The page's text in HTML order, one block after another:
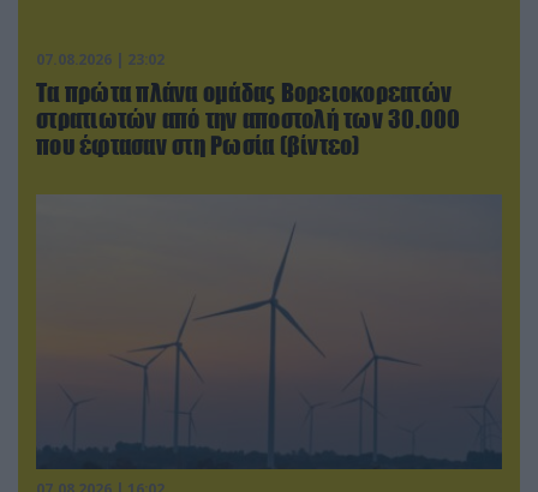
07.08.2026 | 23:02
Τα πρώτα πλάνα ομάδας Βορειοκορεατών
στρατιωτών από την αποστολή των 30.000
που έφτασαν στη Ρωσία (βίντεο)